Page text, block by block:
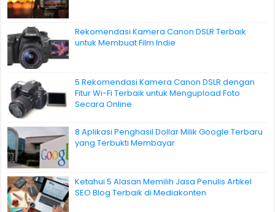
Rekomendasi Kamera Canon DSLR Terbaik
untuk Membuat Film Indie
5 Rekomendasi Kamera Canon DSLR dengan
Fitur Wi-Fi Terbaik untuk Mengupload Foto
Secara Online
8 Aplikasi Penghasil Dollar Milik Google Terbaru
yang Terbukti Membayar
Ketahui 5 Alasan Memilih Jasa Penulis Artikel
SEO Blog Terbaik di Mediakonten